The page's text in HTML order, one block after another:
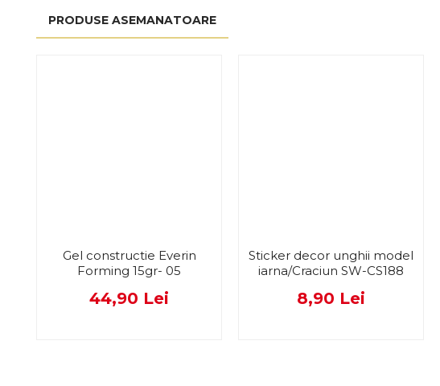
PRODUSE ASEMANATOARE
Gel constructie Everin
Forming 15gr- 05
44,90 Lei
Sticker decor unghii model
iarna/Craciun SW-CS188
8,90 Lei